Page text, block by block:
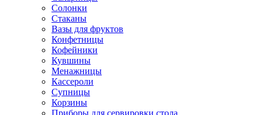
Солонки
Стаканы
Вазы для фруктов
Конфетницы
Кофейники
Кувшины
Менажницы
Кассероли
Супницы
Корзины
Приборы для сервировки стола